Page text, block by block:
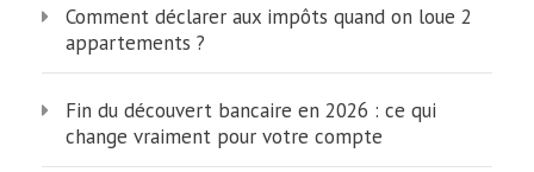
Comment déclarer aux impôts quand on loue 2
appartements ?
Fin du découvert bancaire en 2026 : ce qui
change vraiment pour votre compte